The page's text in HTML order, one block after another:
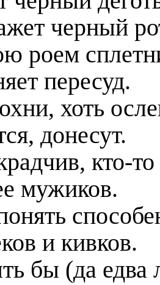
черный
роем
пересуд.
хоть
донесут.
кто-
мужиков.
и кивков.
бы (да едва